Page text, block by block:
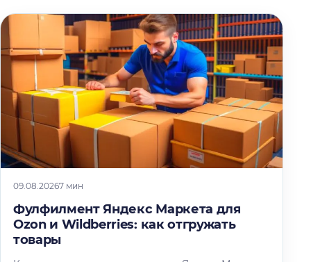
09.08.20267 мин
Фулфилмент Яндекс Маркета для
Ozon и Wildberries: как отгружать
товары